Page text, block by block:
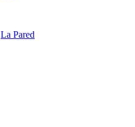
La Pared